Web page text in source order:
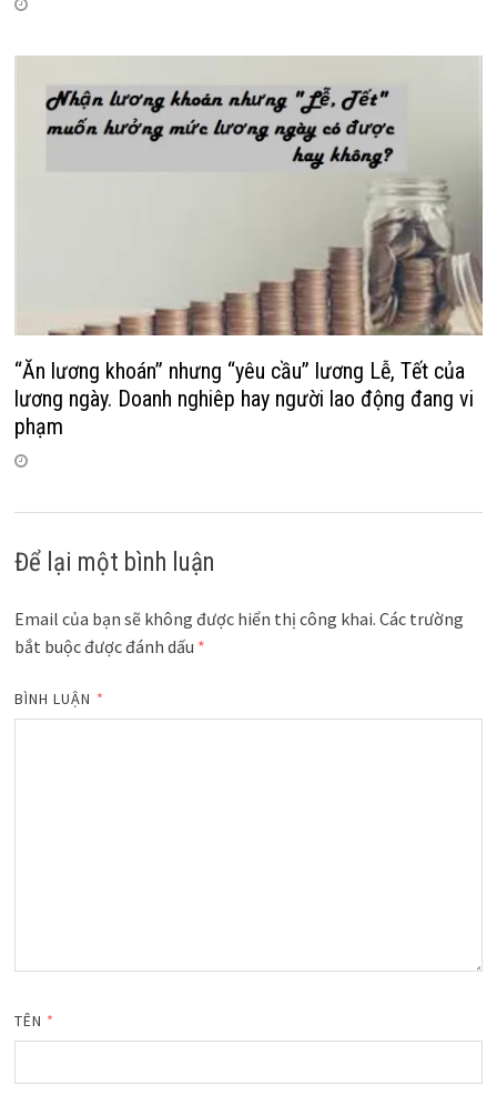
“Ăn lương khoán” nhưng “yêu cầu” lương Lễ, Tết của
lương ngày. Doanh nghiêp hay người lao động đang vi
phạm
Để lại một bình luận
Email của bạn sẽ không được hiển thị công khai. Các trường
bắt buộc được đánh dấu *
BÌNH LUẬN *
TÊN *